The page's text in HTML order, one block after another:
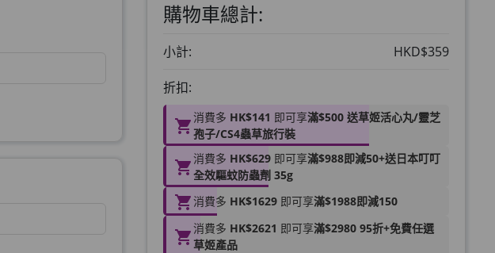
購物車總計:
小計: HKD$359
折扣:
消費多 HK$141 即可享滿$500 送草姬活心丸/靈芝
孢子/CS4蟲草旅行裝
消費多 HK$629即可享滿$988即減50+送日本叮叮
全效驅蚊防蟲劑 35g
消費多 HK$1629即可享滿$1988即減150
消費多 HK$2621 即可享滿$2980 95折+免費任選
草姬產品